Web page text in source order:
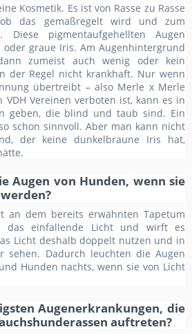
Kosmetik. Es ist von Rasse zu Rasse
das gemaßregelt wird und zum
Diese pigmentaufgehellten Augen
graue Iris. Am Augenhintergrund
zumeist auch wenig oder kein
der Regel nicht krankhaft. Nur wenn
übertreibt – also Merle x Merle
Vereinen verboten ist, kann es in
geben, die blind und taub sind. Ein
schon sinnvoll. Aber man kann nicht
der keine dunkelbraune Iris hat,
Augen von Hunden, wenn sie
an dem bereits erwähnten Tapetum
das einfallende Licht und wirft es
Licht deshalb doppelt nutzen und in
sehen. Dadurch leuchten die Augen
Hunden nachts, wenn sie von Licht
Augenerkrankungen, die
auftreten?